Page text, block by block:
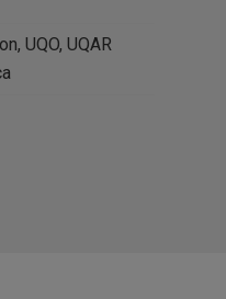
UQO, UQAR